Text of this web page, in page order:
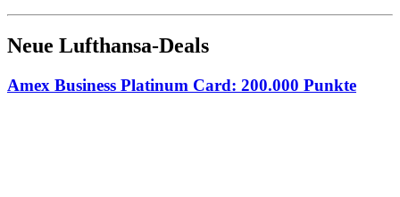
Neue Lufthansa-Deals
Amex Business Platinum Card: 200.000 Punkte